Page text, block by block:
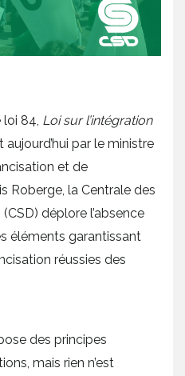
loi 84, Loi sur l’intégration
par le ministre
et de
Roberge, la Centrale des
déplore l’absence
éléments garantissant
réussies des
des principes
mais rien n’est